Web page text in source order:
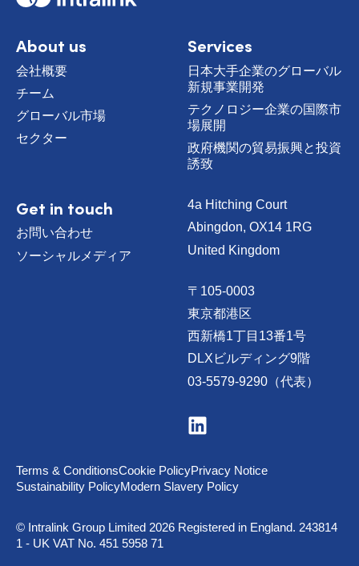
o
About us
会社概要
チーム
グローバル市場
セクター
Services
日本大手企業のグローバル
新規事業開発
テクノロジー企業の国際市
場展開
政府機関の貿易振興と投資
誘致
Get in touch
お問い合わせ
ソーシャルメディア
4a Hitching Court
Abingdon, OX14 1RG
United Kingdom
〒105-0003
東京都港区
西新橋1丁目13番1号
DLXビルディング9階
03-5579-9290（代表）
V
i
t
u
n
L
© Intralink Group Limited 2026 Registered in England. 243814
1 - UK VAT No. 451 5958 71
Terms & ConditionsCookie PolicyPrivacy Notice
Sustainability PolicyModern Slavery Policy